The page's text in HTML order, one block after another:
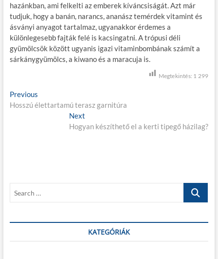
hazánkban, ami felkelti az emberek kíváncsiságát. Azt már
tudjuk, hogy a banán, narancs, ananász temérdek vitamint és
ásványi anyagot tartalmaz, ugyanakkor érdemes a
különlegesebb fajták felé is kacsingatni. A trópusi déli
gyümölcsök között ugyanis igazi vitaminbombának számít a
sárkánygyümölcs, a kiwano és a maracuja is.
Megtekintés: 1 299
B
e
z
é
s
n
Previous
r
s
:
Hosszú élettartamú terasz garnitúra
Next
e
:
Hogyan készíthető el a kerti tipegő házilag?
r
h
KATEGÓRIÁK